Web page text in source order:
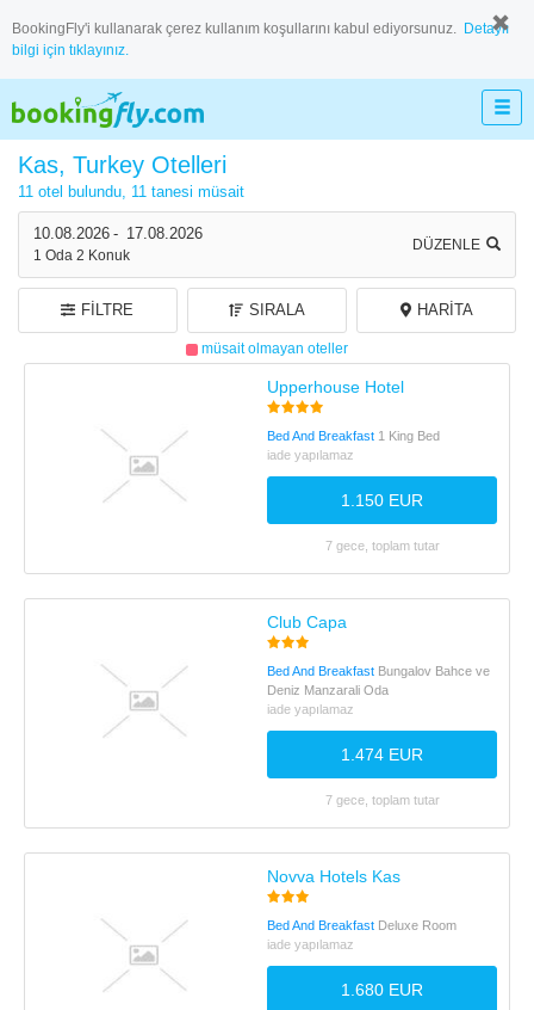
BookingFly'i kullanarak çerez kullanım koşullarını kabul ediyorsunuz. Detaylı
bilgi için tıklayınız.
10.08.2026 - 17.08.2026
1 Oda 2 Konuk
DÜZENLE
Kas, Turkey Otelleri
11 otel bulundu, 11 tanesi müsait
müsait olmayan oteller
FILTRE SIRALA HARITA
Upperhouse Hotel
Bed And Breakfast 1 King Bed
iade yapılamaz
1.150 EUR
7 gece, toplam tutar
Club Capa
Bed And Breakfast Bungalov Bahce ve
Deniz Manzarali Oda
iade yapılamaz
1.474 EUR
7 gece, toplam tutar
Novva Hotels Kas
Bed And Breakfast Deluxe Room
iade yapılamaz
1.680 EUR